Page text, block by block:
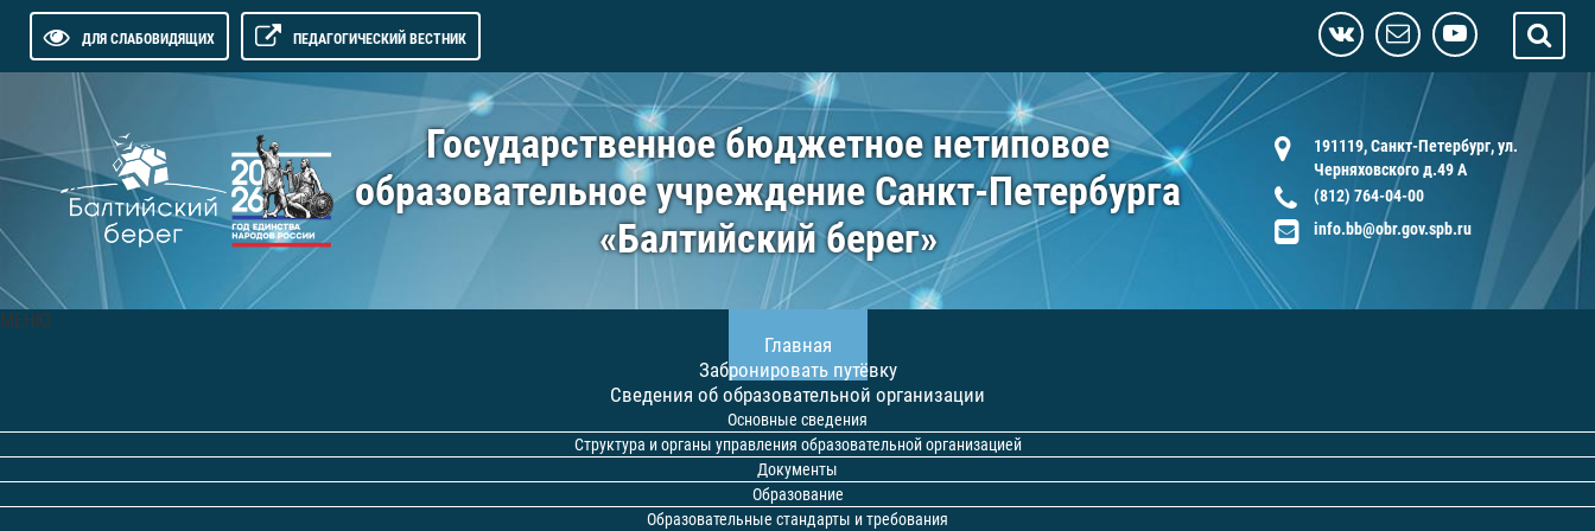
ДЛЯ СЛАБОВИДЯЩИХ ПЕДАГОГИЧЕСКИЙ ВЕСТНИК
Государственное бюджетное нетиповое
образовательное учреждение Санкт-Петербурга
«Балтийский берег»
191119, Санкт-Петербург, ул.
Черняховского д.49 А
(812) 764-04-00
info.bb@obr.gov.spb.ru
МЕНЮ
Главная
Забронировать путёвку
Сведения об образовательной организации
Основные сведения
Структура и органы управления образовательной организацией
Документы
Образование
Образовательные стандарты и требования